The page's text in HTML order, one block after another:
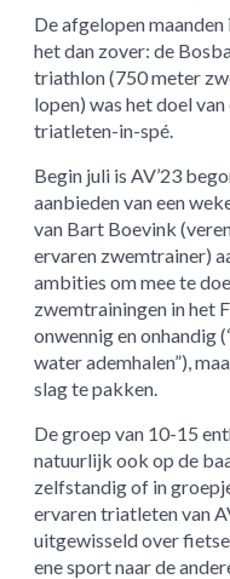
De afgelopen
het dan zover: de
triathlon (750 meter
lopen) was het doel
triatleten-in-spé.
Begin juli is AV’23
aanbieden van een
van Bart Boevink
ervaren zwemtrainer)
ambities om mee te
zwemtrainingen in het
onwennig en onhandig
water ademhalen”),
slag te pakken.
De groep van 10-15
natuurlijk ook op de
zelfstandig of in
ervaren triatleten van
uitgewisseld over
ene sport naar de